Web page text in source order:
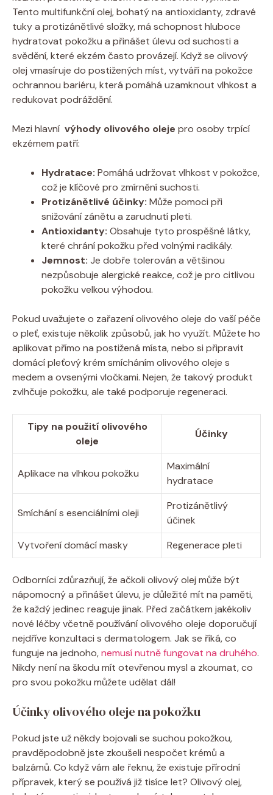
Tento multifunkční olej, bohatý⁢ na antioxidanty, ⁢zdravé⁣
tuky a​ protizánětlivé složky, má schopnost⁤ hluboce​
hydratovat⁢ pokožku a přinášet úlevu​ od suchosti ⁤a
svědění, které ⁤ekzém často provázejí. ‍Když se olivový
olej vmasíruje ⁣do postižených míst, vytváří na pokožce
ochrannou bariéru, která pomáhá uzamknout⁣ vlhkost a
redukovat podráždění.
Mezi hlavní ‍ výhody olivového​ oleje pro ⁢osoby trpící
ekzémem patří:
Hydratace: ⁣Pomáhá udržovat vlhkost v pokožce,
což je klíčové pro zmírnění suchosti.
Protizánětlivé⁣ účinky: ‍Může ⁤pomoci při
snižování zánětu a zarudnutí pleti.
Antioxidanty: Obsahuje tyto prospěšné látky,
které chrání ⁢pokožku ​před volnými radikály.
Jemnost: Je​ dobře tolerován a‌ většinou
nezpůsobuje alergické reakce, což je ⁢pro citlivou
pokožku ⁣velkou výhodou.
Pokud uvažujete o zařazení olivového oleje ‍do vaší péče
o⁣ pleť, existuje několik způsobů, ​jak ho využít. Můžete ho⁢
aplikovat přímo na postižená‌ místa, nebo si‍ připravit
domácí pleťový krém‌ smícháním olivového oleje s
‍medem ⁢a ovsenými⁤ vločkami. Nejen, že takový produkt
zvlhčuje pokožku, ale také podporuje regeneraci.
Tipy ⁤na⁤ použití olivového
oleje
Účinky
Aplikace na vlhkou⁢ pokožku
Maximální
hydratace
Smíchání s ⁣esenciálními​ oleji
Protizánětlivý
účinek
Vytvoření⁤ domácí masky
Regenerace pleti
Odborníci‌ zdůrazňují, že ačkoli olivový olej může být
nápomocný ⁢a přinášet ⁤úlevu, je ⁤důležité mít na⁤ paměti,
že každý jedinec‍ reaguje ⁣jinak. Před začátkem jakékoliv ​
nové léčby včetně používání olivového​ oleje​ doporučují
nejdříve konzultaci s dermatologem. Jak ‌se‍ říká, co
funguje na jednoho,nemusí nutně fungovat na druhého.
⁢Nikdy není na škodu mít otevřenou mysl​ a⁢ zkoumat, co
pro svou pokožku ⁢můžete udělat ​dál!
Účinky olivového oleje na pokožku
Pokud ​jste ‌už ​někdy bojovali se suchou ⁣pokožkou,‌
pravděpodobně jste ‍zkoušeli nespočet krémů‍ a
⁤balzámů.⁢ Co když vám ale řeknu,⁢ že existuje přírodní
přípravek, který se používá již‌ tisíce let? Olivový ​olej,